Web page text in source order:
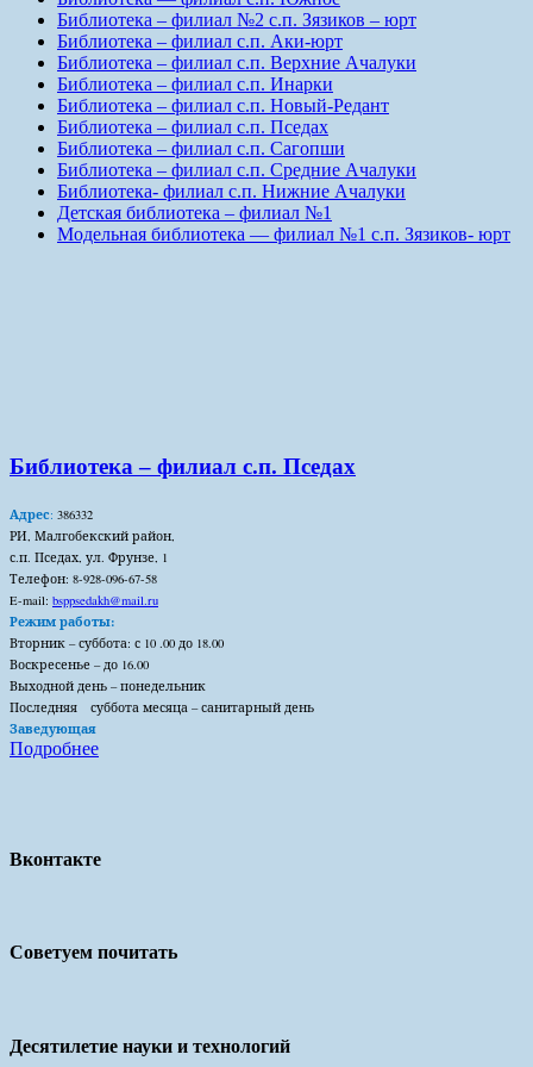
Библиотека – филиал №2 с.п. Зязиков – юрт
Библиотека – филиал с.п. Аки-юрт
Библиотека – филиал с.п. Верхние Ачалуки
Библиотека – филиал с.п. Инарки
Библиотека – филиал с.п. Новый-Редант
Библиотека – филиал с.п. Пседах
Библиотека – филиал с.п. Сагопши
Библиотека – филиал с.п. Средние Ачалуки
Библиотека- филиал с.п. Нижние Ачалуки
Детская библиотека – филиал №1
Модельная библиотека — филиал №1 с.п. Зязиков- юрт
Библиотека – филиал с.п. Пседах
Адрес: 386332
РИ, Малгобекский район,
с.п. Пседах, ул. Фрунзе, 1
Телефон: 8-928-096-67-58
E-mail: bsppsedakh@mail.ru
Режим работы:
Вторник – суббота: с 10 .00 до 18.00
Воскресенье – до 16.00
Выходной день – понедельник
Последняя суббота месяца – санитарный день
Заведующая
Подробнее
Вконтакте
Советуем почитать
Десятилетие науки и технологий